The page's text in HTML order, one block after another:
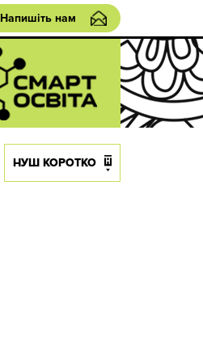
Напишіть нам
НУШ КОРОТКО